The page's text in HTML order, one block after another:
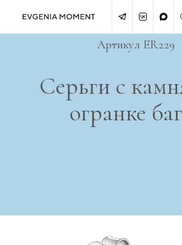
Серьги с
огранке
Артикул ER229